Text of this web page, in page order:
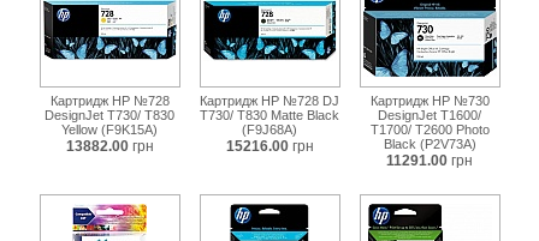
Картридж HP №728
DesignJet T730/ T830
Yellow (F9K15A)
13882.00 грн
Картридж HP №728 DJ
T730/ T830 Matte Black
(F9J68A)
15216.00 грн
Картридж HP №730
DesignJet T1600/
T1700/ T2600 Photo
Black (P2V73A)
11291.00 грн